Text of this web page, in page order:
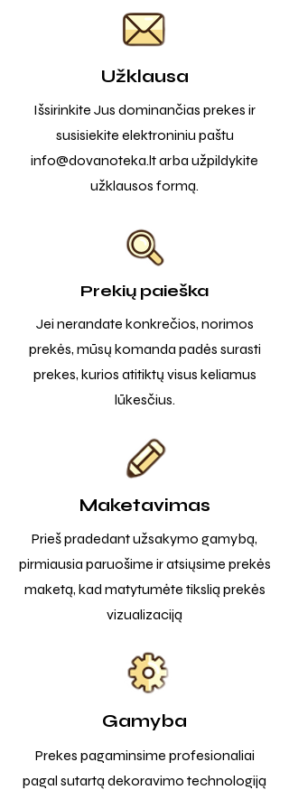
Užklausa
Išsirinkite Jus dominančias prekes ir
susisiekite elektroniniu paštu
info@dovanoteka.ltarba užpildykite
užklausos formą.
Prekių paieška
Jei nerandate konkrečios, norimos
prekės, mūsų komanda padės surasti
prekes, kurios atitiktų visus keliamus
lūkesčius.
Maketavimas
Prieš pradedant užsakymo gamybą,
pirmiausia paruošime ir atsiųsime prekės
maketą, kad matytumėte tikslią prekės
vizualizaciją
Gamyba
Prekes pagaminsime profesionaliai
pagal sutartą dekoravimo technologiją